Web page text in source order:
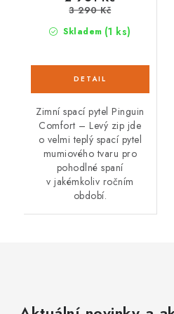
Skladem (1 ks)
3 290 Kč
Zimní spací pytel Pinguin
Comfort – Levý zip jde
o velmi teplý spací pytel
mumiového tvaru pro
pohodlné spaní
v jakémkoliv ročním
období.